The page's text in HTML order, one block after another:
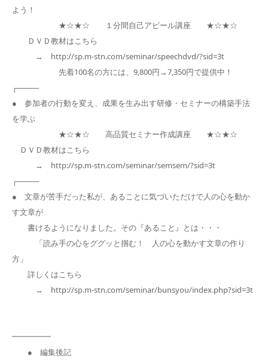
よう！
★☆★☆ １分間自己アピール講座 ★☆★☆
ＤＶＤ教材はこちら
→ http://sp.m-stn.com/seminar/speechdvd/?sid=3t
先着100名の方には、9,800円→7,350円で提供中！
┌────
● 参加者の行動を変え、成果を生み出す研修・セミナーの構築手法
を学ぶ
★☆★☆ 高品質セミナー作成講座 ★☆★☆
ＤＶＤ教材はこちら
→ http://sp.m-stn.com/seminar/semsem/?sid=3t
┌────
● 文章が苦手だった私が、あることに気づいただけで人の心を動か
す文章が
書けるようになりました。その『あること』とは・・・
「読み手の心をググッと掴む！ 人の心を動かす文章の作り
方」
詳しくはこちら
→ http://sp.m-stn.com/seminar/bunsyou/index.php?sid=3t
━━━━━
● 編集後記